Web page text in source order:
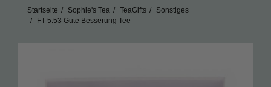
Teedosen
Startseite
Sophie's Tea TeaGifts
Sonstiges
FT 5.53 Gute Besserung Tee